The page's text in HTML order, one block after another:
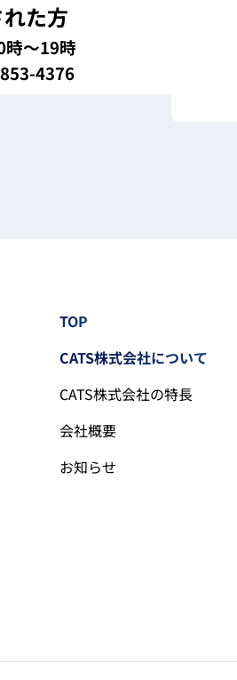
た方
時～19時
4376
TOP
CATS株式会社について
CATS株式会社の特長
会社概要
お知らせ